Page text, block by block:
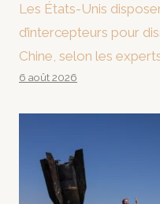
Les États-Unis
d’intercepteurs pour
Chine, selon les
6 août 2026